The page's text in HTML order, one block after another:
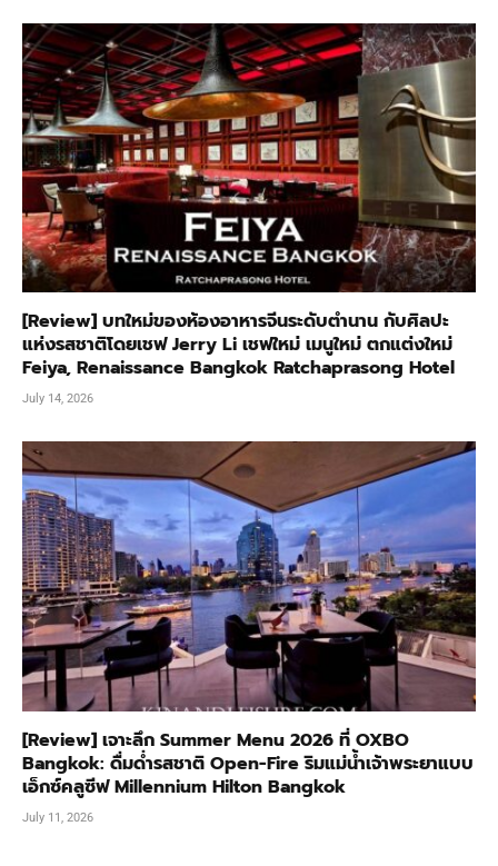
[Review] บทใหม่ของห้องอาหารจีนระดับตำนาน กับศิลปะ
แห่งรสชาติโดยเชฟ Jerry Li เชฟใหม่ เมนูใหม่ ตกแต่งใหม่
Feiya, Renaissance Bangkok Ratchaprasong Hotel
July 14, 2026
[Review] เจาะลึก Summer Menu 2026 ที่ OXBO
Bangkok: ดื่มด่ำรสชาติ Open-Fire ริมแม่น้ำเจ้าพระยาแบบ
เอ็กซ์คลูซีฟ Millennium Hilton Bangkok
July 11, 2026